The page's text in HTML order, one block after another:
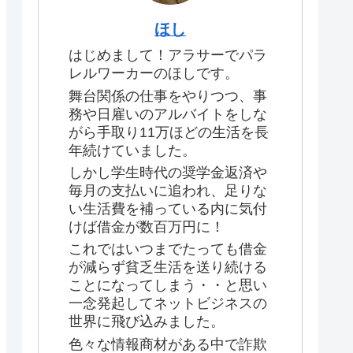
ほし
はじめまして！アラサーでパラ
レルワーカーのほしです。
舞台関係の仕事をやりつつ、事
務や日雇いのアルバイトをしな
がら手取り11万ほどの生活を長
年続けていました。
しかし学生時代の奨学金返済や
毎月の支払いに追われ、足りな
い生活費を補っている内に気付
けば借金が数百万円に！
これではいつまでたっても借金
が減らず貧乏生活を送り続ける
ことになってしまう・・と思い
一念発起してネットビジネスの
世界に飛び込みました。
色々な情報商材がある中で詐欺